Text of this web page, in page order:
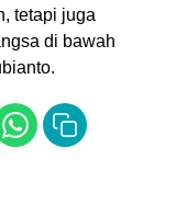
tetapi juga
di bawah